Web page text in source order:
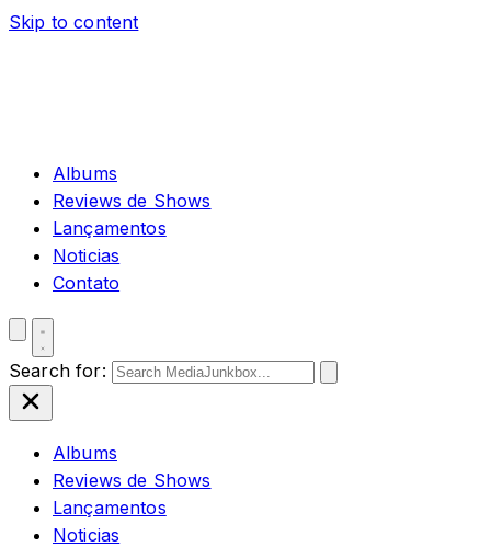
Skip to content
Albums
Reviews de Shows
Lançamentos
Noticias
Contato
Search for:
Albums
Reviews de Shows
Lançamentos
Noticias